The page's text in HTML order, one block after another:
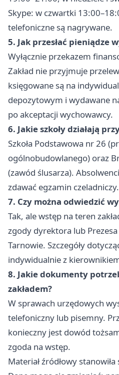
Skype: w czwartki
telefoniczne są nagrywane.
5. Jak przesłać pieniądze
Wyłącznie przekazem
Zakład nie przyjmuje
księgowane są na
depozytowym i wydawane
po akceptacji wychowawcy.
6. Jakie szkoły działają
Szkoła Podstawowa nr 26
ogólnobudowlanego) oraz
(zawód ślusarza).
zdawać egzamin czeladniczy.
7. Czy można odwiedzić
Tak, ale wstęp na teren
zgody dyrektora lub
Tarnowie. Szczegóły
indywidualnie z
8. Jakie dokumenty
zakładem?
W sprawach urzędowych
telefoniczny lub pisemny.
konieczny jest dowód
zgoda na wstęp.
Materiał źródłowy